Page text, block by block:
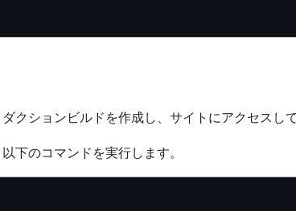
クションビルドを作成し、サイトにアクセスし
下のコマンドを実行します。